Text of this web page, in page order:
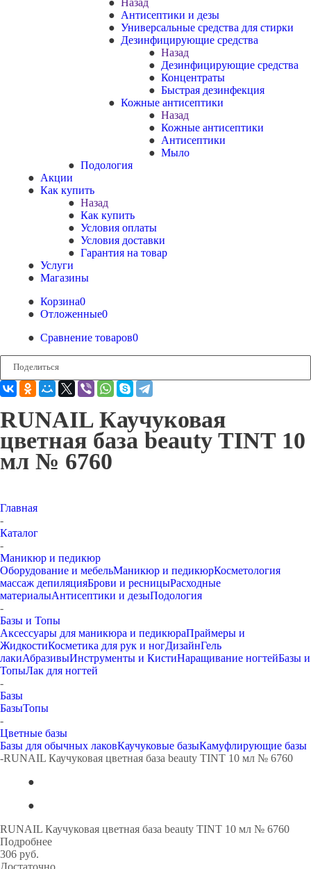
Назад
Антисептики и дезы
Универсальные средства для стирки
Дезинфицирующие средства
Назад
Дезинфицирующие средства
Концентраты
Быстрая дезинфекция
Кожные антисептики
Назад
Кожные антисептики
Антисептики
Мыло
Подология
Акции
Как купить
Назад
Как купить
Условия оплаты
Условия доставки
Гарантия на товар
Услуги
Магазины
Корзина0
Отложенные0
Сравнение товаров0
Поделиться
RUNAIL Каучуковая
цветная база beauty TINT 10
мл № 6760
Главная
-
Каталог
-
Маникюр и педикюр
Оборудование и мебельМаникюр и педикюрКосметология
массаж депиляцияБрови и ресницыРасходные
материалыАнтисептики и дезыПодология
-
Базы и Топы
Аксессуары для маникюра и педикюраПраймеры и
ЖидкостиКосметика для рук и ногДизайнГель
лакиАбразивыИнструменты и КистиНаращивание ногтейБазы и
ТопыЛак для ногтей
-
Базы
БазыТопы
-
Цветные базы
Базы для обычных лаковКаучуковые базыКамуфлирующие базы
-RUNAIL Каучуковая цветная база beauty TINT 10 мл № 6760
RUNAIL Каучуковая цветная база beauty TINT 10 мл № 6760
Подробнее
306 руб.
Достаточно